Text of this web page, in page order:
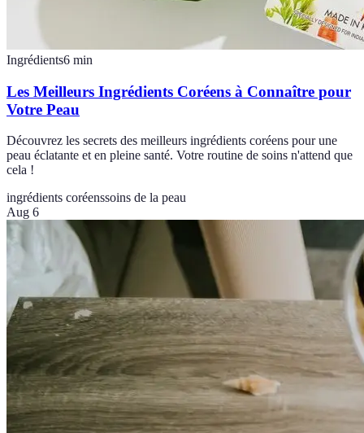
Ingrédients6 min
Les Meilleurs Ingrédients Coréens à Connaître pour
Votre Peau
Découvrez les secrets des meilleurs ingrédients coréens pour une
peau éclatante et en pleine santé. Votre routine de soins n'attend que
cela !
ingrédients coréenssoins de la peau
Aug 6